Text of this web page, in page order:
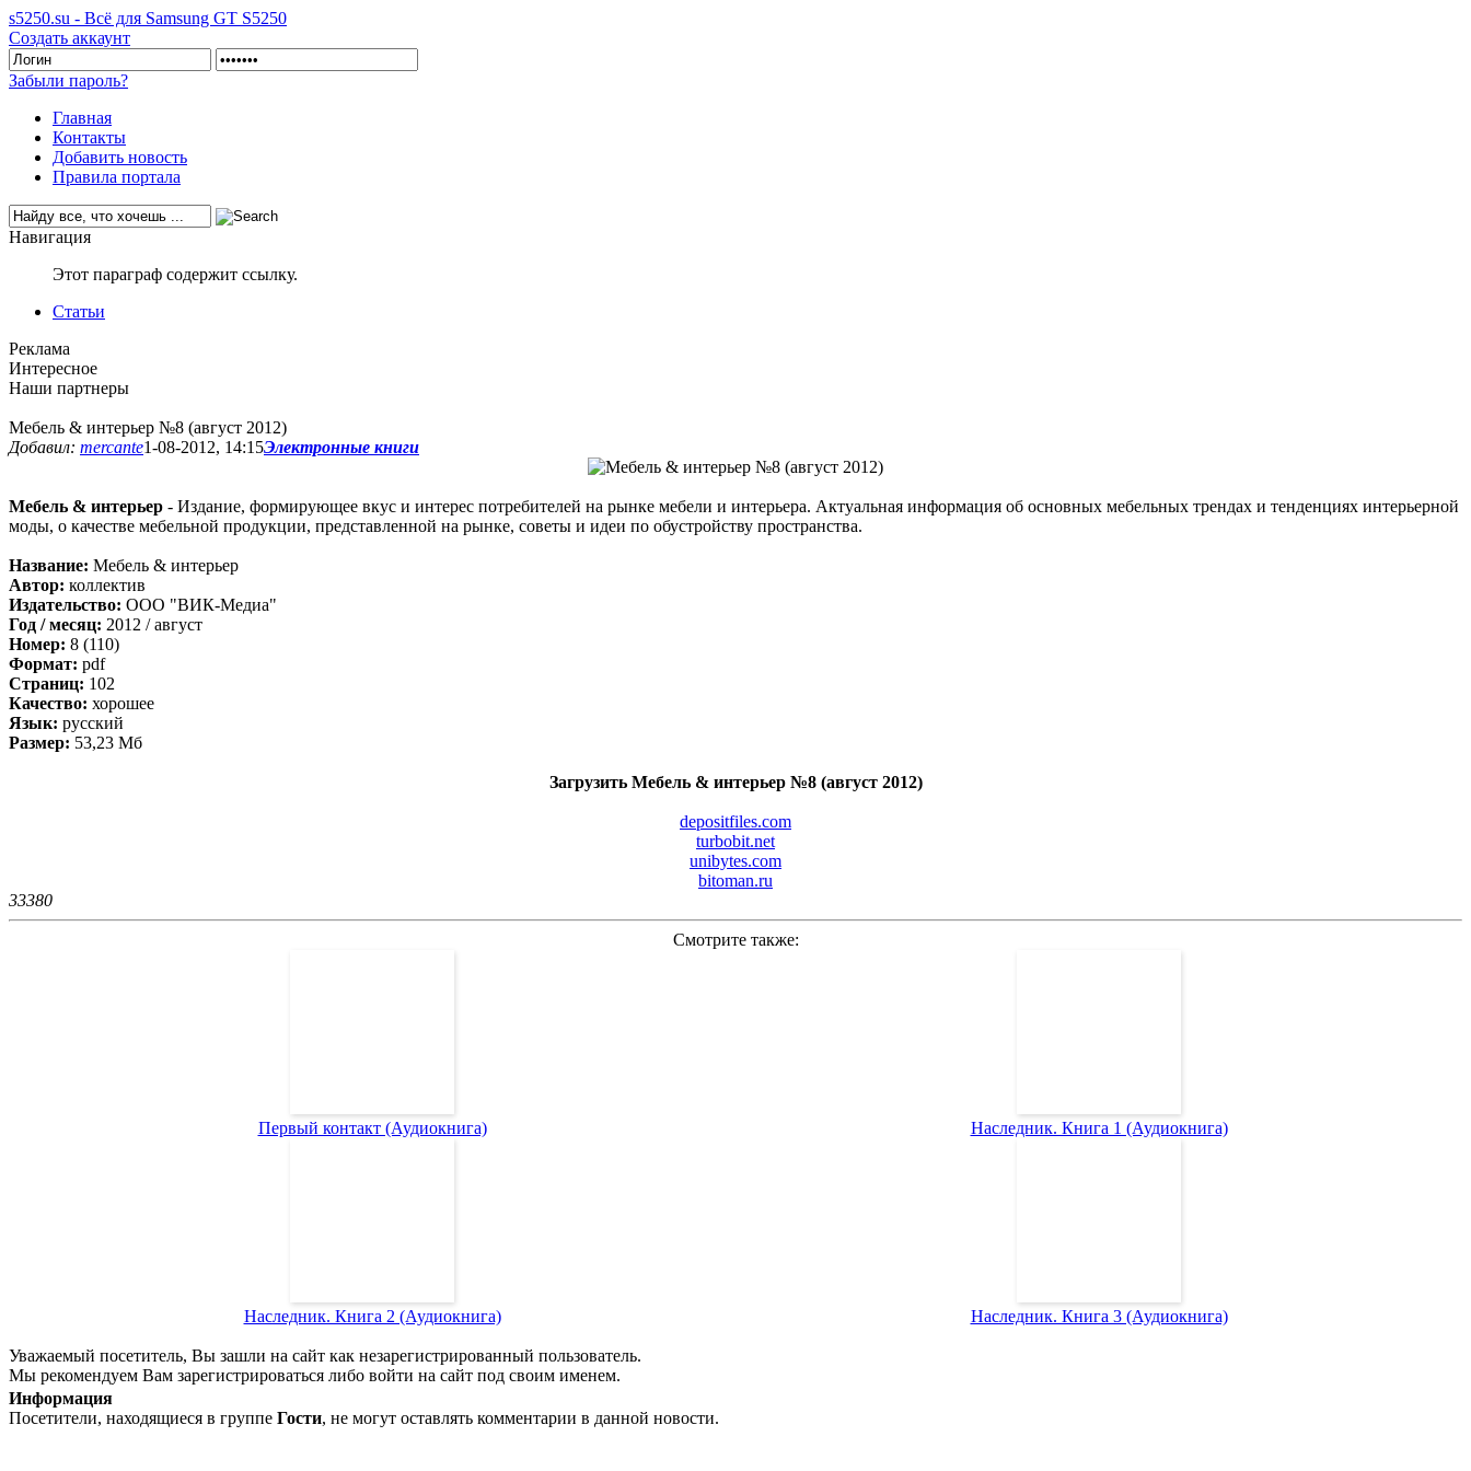
s5250.su - Всё для Samsung GT S5250
Создать аккаунт
Забыли пароль?
Главная
Контакты
Добавить новость
Правила портала
Навигация
Этот параграф содержит ссылку.
Статьи
Реклама
Интересное
Наши партнеры
Мебель & интерьер №8 (август 2012)
Добавил: mercante1-08-2012, 14:15Электронные книги
Мебель & интерьер - Издание, формирующее вкус и интерес потребителей на рынке мебели и интерьера. Актуальная информация об основных мебельных трендах и тенденциях интерьерной
моды, о качестве мебельной продукции, представленной на рынке, советы и идеи по обустройству пространства.
Название: Мебель & интерьер
Автор: коллектив
Издательство: ООО "ВИК-Медиа"
Год / месяц: 2012 / август
Номер: 8 (110)
Формат: pdf
Страниц: 102
Качество: хорошее
Язык: русский
Размер: 53,23 Мб
Загрузить Мебель & интерьер №8 (август 2012)
depositfiles.com
turbobit.net
unibytes.com
bitoman.ru
33380
Смотрите также:
Первый контакт (Аудиокнига) Наследник. Книга 1 (Аудиокнига)
Наследник. Книга 2 (Аудиокнига) Наследник. Книга 3 (Аудиокнига)
Уважаемый посетитель, Вы зашли на сайт как незарегистрированный пользователь.
Мы рекомендуем Вам зарегистрироваться либо войти на сайт под своим именем.
Информация
Посетители, находящиеся в группе Гости, не могут оставлять комментарии в данной новости.